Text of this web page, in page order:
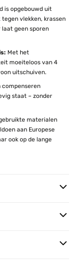
is opgebouwd uit
vlekken, krassen
geen sporen
Met het
moeiteloos van 4
uitschuiven.
staat – zonder
materialen
aan Europese
ook op de lange